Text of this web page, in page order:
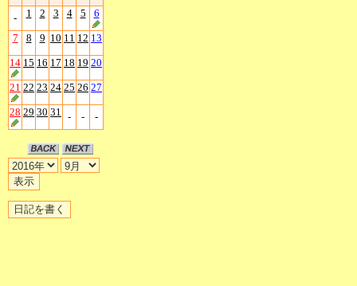
- 1 2 3 4 5 6
7 8 9 10 11 12 13
14 15 16 17 18 19 20
21 22 23 24 25 26 27
28 29 30 31 - - -